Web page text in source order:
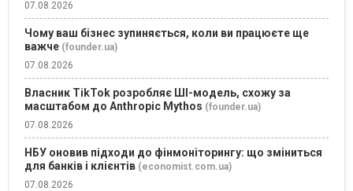
07.08.2026
Чому ваш бізнес зупиняється, коли ви працюєте ще
важче (founder.ua)
07.08.2026
Власник TikTok розробляє ШІ-модель, схожу за
масштабом до Anthropic Mythos (founder.ua)
07.08.2026
НБУ оновив підходи до фінмоніторингу: що зміниться
для банків і клієнтів (economist.com.ua)
07.08.2026